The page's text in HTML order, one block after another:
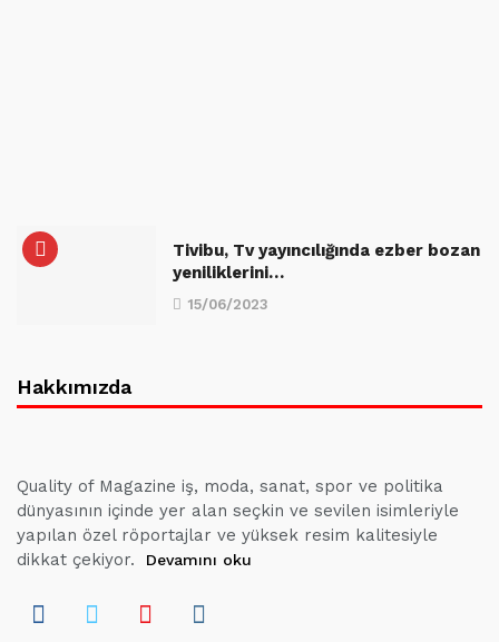
Tivibu, Tv yayıncılığında ezber bozan
yeniliklerini…
15/06/2023
Hakkımızda
Quality of Magazine iş, moda, sanat, spor ve politika
dünyasının içinde yer alan seçkin ve sevilen isimleriyle
yapılan özel röportajlar ve yüksek resim kalitesiyle
dikkat çekiyor.
Devamını oku